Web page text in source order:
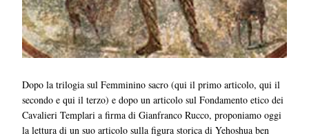
Dopo la trilogia sul Femminino sacro (qui il primo articolo, qui il
secondo e qui il terzo) e dopo un articolo sul Fondamento etico dei
Cavalieri Templari a firma di Gianfranco Rucco, proponiamo oggi
la lettura di un suo articolo sulla figura storica di Yehoshua ben